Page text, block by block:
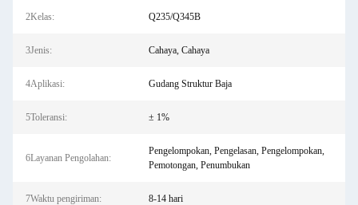
2Kelas: Q235/Q345B
3Jenis: Cahaya, Cahaya
4Aplikasi: Gudang Struktur Baja
5Toleransi: ± 1%
6Layanan Pengolahan:
Pengelompokan, Pengelasan, Pengelompokan,
Pemotongan, Penumbukan
7Waktu pengiriman: 8-14 hari